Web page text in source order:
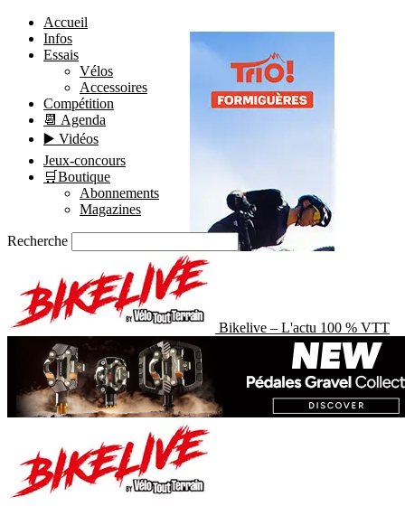
Accueil
Infos
Essais
Vélos
Accessoires
Compétition
📆 Agenda
▶️ Vidéos
Jeux-concours
🛒Boutique
Abonnements
Magazines
Recherche
Bikelive – L'actu 100 % VTT